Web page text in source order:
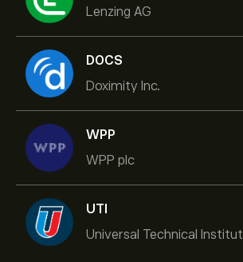
Lenzing AG
DOCS
Doximity Inc.
WPP
WPP plc
UTI
Universal Technical Institut